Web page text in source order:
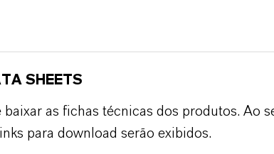
SHEETS
as fichas técnicas dos produtos. Ao
para download serão exibidos.